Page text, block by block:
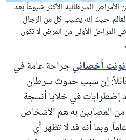
السرطانية الأكثر شيوعاً بعد
حيث إنه يصيب كل من الرجال
المراحل الأولى من المرض لا تكون
أخصائيجراحة عامة في
إن سبب حدوث سرطان
إضطرابات في خلايا أنسجة
إذ إن أكثر من 90% من المصابين به هم الأشخاص
تزيد أعمارهم عن 50 عاماً. وبما أنه قد لا تظهر أي